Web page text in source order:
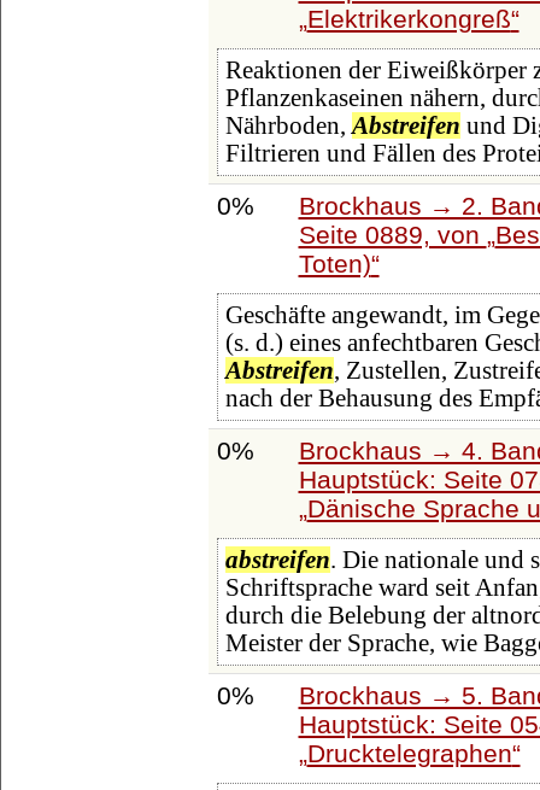
Elektrikerkongreß
Reaktionen der Eiweißkörper
Pflanzenkaseinen nähern,
Nährboden, Abstreifen und
Filtrieren und Fällen des
0%
Brockhaus → 2.
Seite 0889, von
Toten)
Geschäfte angewandt, im
(s. d.) eines anfechtbaren
Abstreifen, Zustellen,
nach der Behausung des
0%
Brockhaus → 4.
Hauptstück: Seite
Dänische Sprache
abstreifen. Die nationale und
Schriftsprache ward seit
durch die Belebung der
Meister der Sprache, wie
0%
Brockhaus → 5.
Hauptstück: Seite
Drucktelegraphen